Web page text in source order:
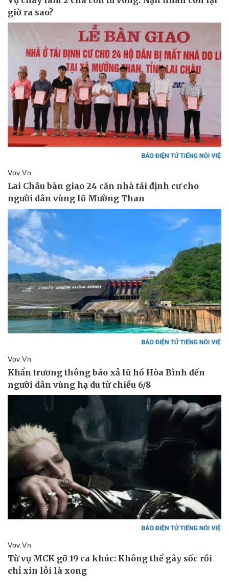
Sức khỏe
Dinh dưỡng - món ngon
Cây thuốc
Nam khoa
Làm đẹp - giảm cân
Phòng mạch online
Ăn sạch sống khỏe
Đời sống
Nhà đẹp
Blog
Tình yêu - Gia đình